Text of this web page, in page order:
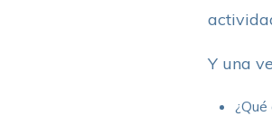
Y una